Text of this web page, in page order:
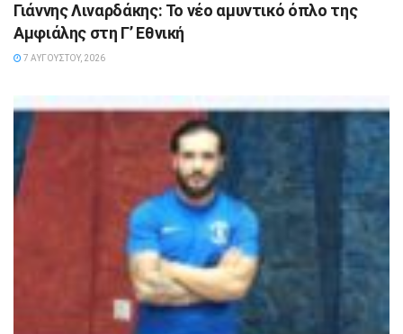
Γιάννης Λιναρδάκης: Το νέο αμυντικό όπλο της
Αμφιάλης στη Γ’ Εθνική
7 ΑΥΓΟΎΣΤΟΥ, 2026